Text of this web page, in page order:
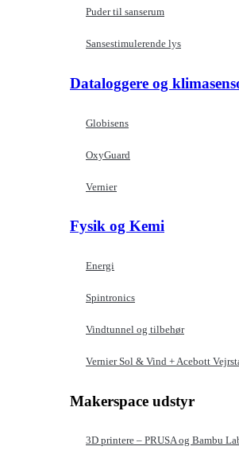
Puder til sanserum
Sansestimulerende lys
Dataloggere og
Globisens
OxyGuard
Vernier
Fysik og Kemi
Energi
Spintronics
Vindtunnel og tilbehør
Vernier Sol & Vind + Acebott
Makerspace udstyr
3D printere – PRUSA og Bambu